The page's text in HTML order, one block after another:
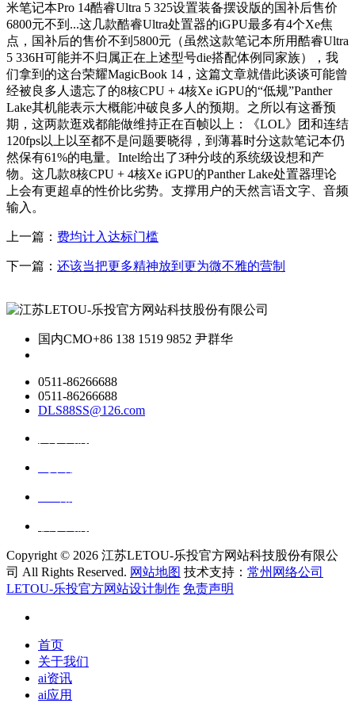
米笔记本Pro 14酷睿Ultra 5 325设置装备摆设版的国补后售价
6800元不到...这几款酷睿Ultra处置器的iGPU最多有4个Xe焦
点，国补后的售价不到5800元（虽然这款笔记本所用酷睿Ultra
5 336H可能并不归属正在上述型号die搭配体例同家族），我
们拿到的这台荣耀MagicBook 14，这篇文章就借此谈谈可能曾
经被良多人遗忘了的8核CPU + 4核Xe iGPU的“低规”Panther
Lake其机能表示大概能冲破良多人的预期。之所以有这番预
期，这两款逛戏都能做维持正在百帧以上：《LOL》团和连结
120fps以上以至都不是问题要晓得，到薄暮时分这款笔记本仍
然保有61%的电量。Intel给出了3种分歧的系统级设想和产
物。这几款8核CPU + 4核Xe iGPU的Panther Lake处置器理论
上会有更超卓的性价比劣势。支撑用户的天然言语文字、音频
输入。
上一篇： 费均计入达标门槛
下一篇： 还该当把更多精神放到更为微不雅的营制
国内CMO+86 138 1519 9852 尹群华
0511-86266688
0511-86266688
DLS88SS@126.com
Copyright © 2026 江苏LETOU-乐投官方网站科技股份有限公
司 All Rights Reserved. 网站地图 技术支持： 常州网络公司
LETOU-乐投官方网站设计制作 免责声明
首页
关于我们
ai资讯
ai应用